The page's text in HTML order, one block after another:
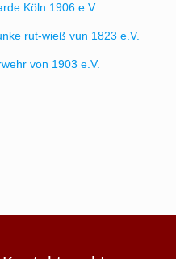
Köln 1906 e.V.
rut-wieß vun 1823 e.V.
von 1903 e.V.